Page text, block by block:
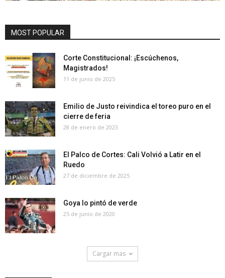
MOST POPULAR
Corte Constitucional: ¡Escúchenos,
Magistrados!
11 de junio de 2025
Emilio de Justo reivindica el toreo puro en el
cierre de feria
28 de enero de 2023
El Palco de Cortes: Cali Volvió a Latir en el
Ruedo
27 de diciembre de 2025
Goya lo pintó de verde
25 de junio de 2020
Cargar mas